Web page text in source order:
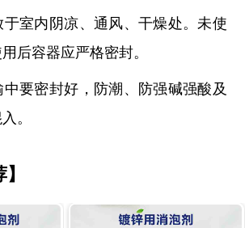
室内阴凉、通风、干燥处。未使
后容器应严格密封。
要密封好，防潮、防强碱强酸及
。